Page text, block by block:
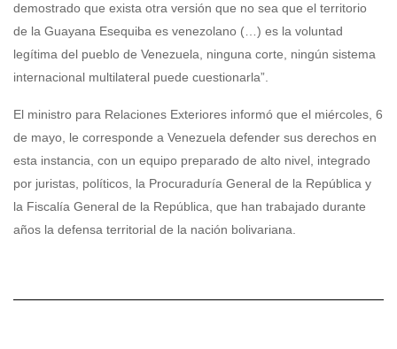
demostrado que exista otra versión que no sea que el territorio
de la Guayana Esequiba es venezolano (…) es la voluntad
legítima del pueblo de Venezuela, ninguna corte, ningún sistema
internacional multilateral puede cuestionarla”.
El ministro para Relaciones Exteriores informó que el miércoles, 6
de mayo, le corresponde a Venezuela defender sus derechos en
esta instancia, con un equipo preparado de alto nivel, integrado
por juristas, políticos, la Procuraduría General de la República y
la Fiscalía General de la República, que han trabajado durante
años la defensa territorial de la nación bolivariana.